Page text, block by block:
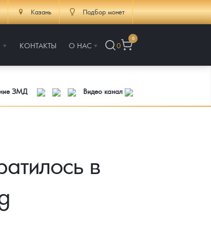
Казань Подбор монет
КОНТАКТЫ О НАС 0
0
ЗМД
Видео канал
в